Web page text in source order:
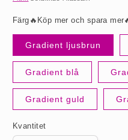
Färg🔥Köp mer och spara
Gradient ljusbrun
Gradient blå
Gradient guld
Kvantitet